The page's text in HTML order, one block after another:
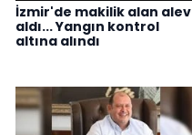
İzmir'de makilik alan alev
aldı... Yangın kontrol
altına alındı